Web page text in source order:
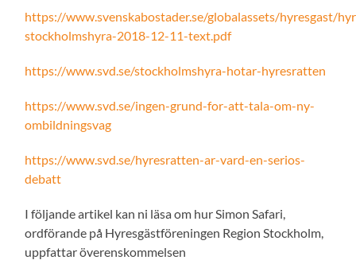
https://www.svenskabostader.se/globalassets/hyresgast/
stockholmshyra-2018-12-11-text.pdf
https://www.svd.se/stockholmshyra-hotar-hyresratten
https://www.svd.se/ingen-grund-for-att-tala-om-ny-
ombildningsvag
https://www.svd.se/hyresratten-ar-vard-en-serios-
debatt
I följande artikel kan ni läsa om hur Simon Safari,
ordförande på Hyresgästföreningen Region Stockholm,
uppfattar överenskommelsen